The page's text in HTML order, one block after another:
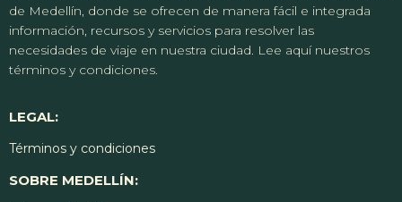
de Medellín, donde se ofrecen de manera fácil e integrada
información, recursos y servicios para resolver las
necesidades de viaje en nuestra ciudad. Lee aquí nuestros
términos y condiciones.
LEGAL:
Términos y condiciones
SOBRE MEDELLÍN: